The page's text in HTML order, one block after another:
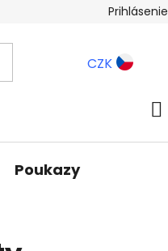
Blog
Prihlásenie
CZK
Poukazy